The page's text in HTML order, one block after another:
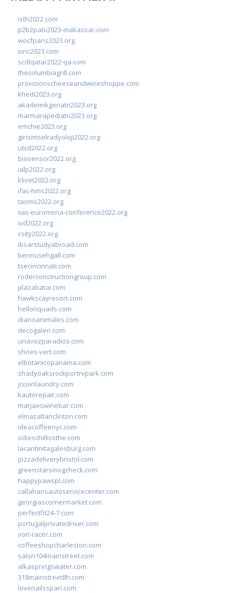
isth2022.com
p2b2pabi2023-makassar.com
wocfparis2023.org
sinc2023.com
scdlqatar2022-qa.com
thecolumbiagrill.com
provisionscheeseandwineshoppe.com
khedi2023.org
akademikgeriatri2023.org
marmarapediatri2023.org
emchie2023.org
girisimselradyoloji2022.org
utcd2022.org
biosensor2022.org
ialp2022.org
klivet2022.org
ifac-hms2022.org
taoms2022.org
iias-euromena-conference2022.org
ivd2022.org
csity2022.org
ibsarstudyabroad.com
bennusehgall.com
tsecincinnati.com
roderconstructiongroup.com
plazabatai.com
hawkscayresort.com
hellonquads.com
diarioanimales.com
decogaleri.com
unavozparadios.com
shoes-vert.com
elbotanicopanama.com
shadyoaksrockportrvpark.com
jccoinlaundry.com
kautorepair.com
marjaeswinebar.com
elmazatlanclinton.com
ideacoffeenyc.com
odieschillicothe.com
lacantinitagalesburg.com
pizzadeliverybristol.com
greenstarsmogcheck.com
happypawspl.com
callahansautoservicecenter.com
georgiascornermarket.com
perfectfit24-7.com
portugalprivatedriver.com
von-racer.com
coffeeshopcharleston.com
salon104mainstreet.com
alkaspringswater.com
318mainstreet8h.com
lovenailsspari.com